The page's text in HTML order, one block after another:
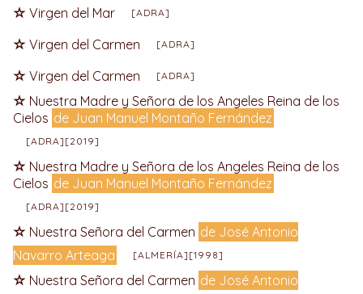
Virgen del Mar [ADRA]
Virgen del Carmen [ADRA]
Virgen del Carmen [ADRA]
Nuestra Madre y Señora de los Angeles Reina de los
Cielos de Juan Manuel Montaño Fernández
[ADRA][2019]
Nuestra Madre y Señora de los Angeles Reina de los
Cielos de Juan Manuel Montaño Fernández
[ADRA][2019]
Nuestra Señora del Carmen de José Antonio
Navarro Arteaga
[ALMERÍA][1998]
Nuestra Señora del Carmen de José Antonio